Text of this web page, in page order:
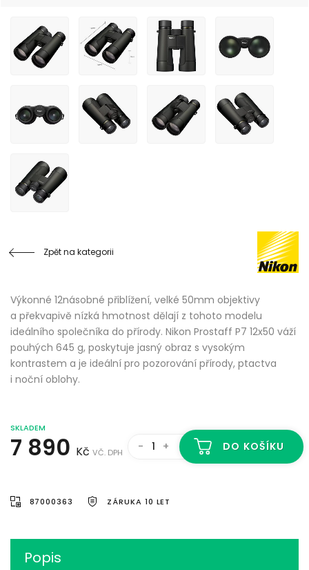
Zpět na kategorii
Výkonné 12násobné přiblížení, velké 50mm objektivy
a překvapivě nízká hmotnost dělají z tohoto modelu
ideálního společníka do přírody. Nikon Prostaff P7 12x50 váží
pouhých 645 g, poskytuje jasný obraz s vysokým
kontrastem a je ideální pro pozorování přírody, ptactva
i noční oblohy.
SKLADEM
7 890 Kč VČ. DPH - + DO KOŠÍKU
87000363 ZÁRUKA 10 LET
Popis